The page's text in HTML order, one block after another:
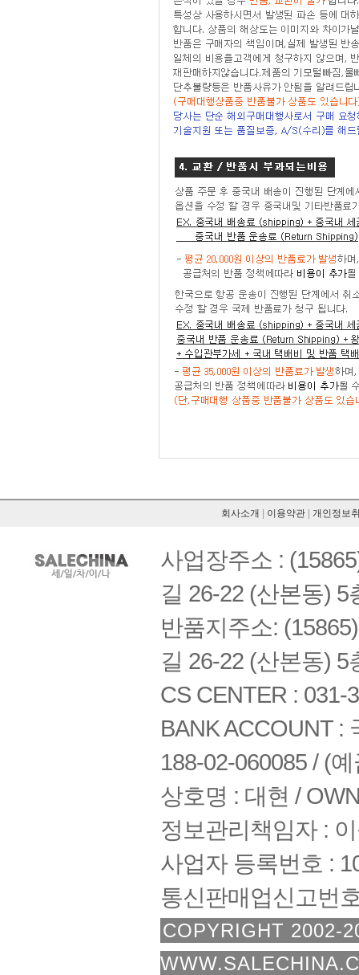
회사소개 이용약관 개인정보
사업장주소 :
길 26-22 (산본동) 5
반품지주소:
길 26-22 (산본동) 5
CS CENTER : 031-
BANK ACCOUNT :
188-02-060085 / (
상호명 : 대현 /
정보관리책임자 :
사업자 등록번호 :
통신판매업신고번
COPYRIGHT 2002-